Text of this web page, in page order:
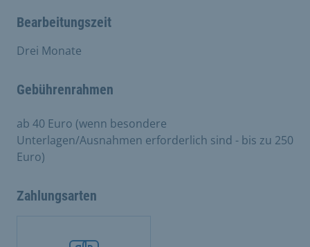
Bearbeitungszeit
Drei Monate
Gebührenrahmen
ab 40 Euro (wenn besondere
Unterlagen/Ausnahmen erforderlich sind - bis zu 250
Euro)
Zahlungsarten